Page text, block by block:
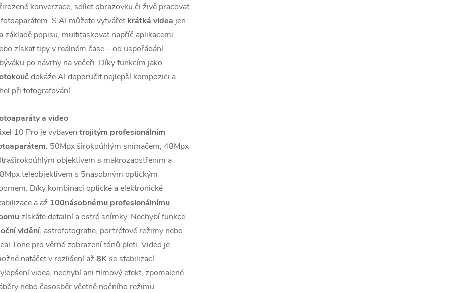
konverzace, sdílet obrazovku či živě pracovat
S AI můžete vytvářetkrátká videa jen
základě popisu, multitaskovat napříč aplikacemi
získat tipy v reálném čase – od uspořádání
po návrhy na večeři. Díky funkcím jako
dokáže AI doporučit nejlepší kompozici a
při fotografování.
a video
10 Pro je vybaven trojitým profesionálním
: 50Mpx širokoúhlým snímačem, 48Mpx
objektivem s makrozaostřením a
teleobjektivem s 5násobným optickým
Díky kombinaci optické a elektronické
a až 100násobnému profesionálnímu
získáte detailní a ostré snímky. Nechybí funkce
vidění, astrofotografie, portrétové režimy nebo
Tone pro věrné zobrazení tónů pleti. Video je
natáčet v rozlišení až8K se stabilizací
videa, nechybí ani filmový efekt, zpomalené
nebo časosběr včetně nočního režimu.